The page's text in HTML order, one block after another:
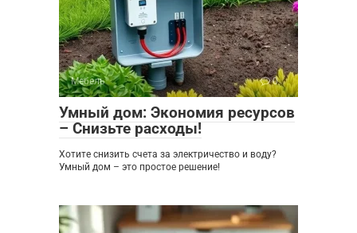
Мебель 0
Умный дом: Экономия ресурсов
– Снизьте расходы!
Хотите снизить счета за электричество и воду?
Умный дом – это простое решение!